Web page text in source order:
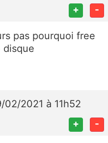
+ -
pas pourquoi free
disque
02/2021 à 11h52
+ -